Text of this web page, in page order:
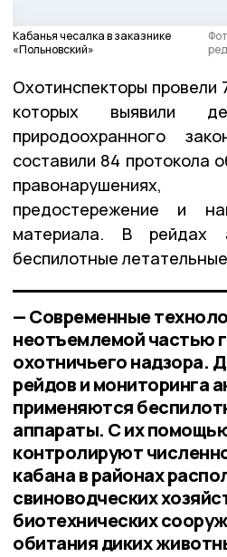
Кабанья чесалка в заказнике
«Польновский»
Охотинспекторы провели
которых выявили
природоохранного
составили 84 протокола
предостережение и
материала. В рейдах
беспилотные
— Современные
неотъемлемой частью
охотничьего надзора.
рейдов и мониторинга
применяются
аппараты. С их
контролируют
кабана в районах
свиноводческих
биотехнических
обитания диких